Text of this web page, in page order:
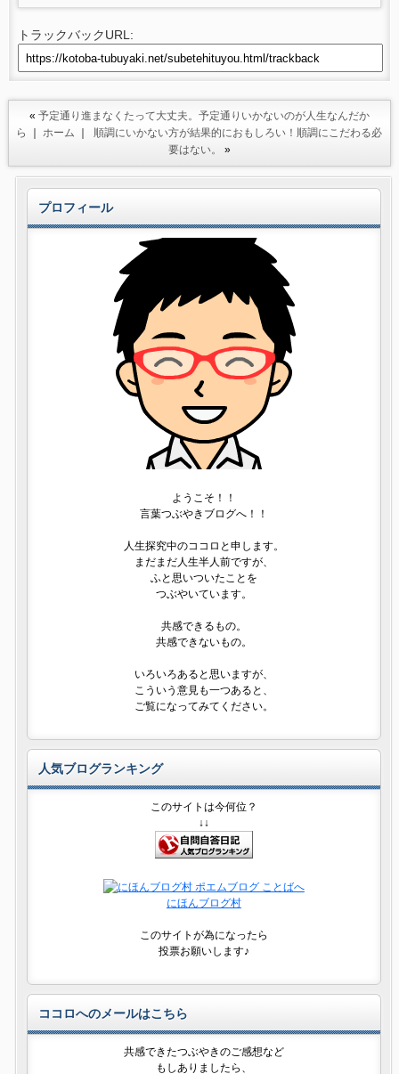
トラックバックURL:
« 予定通り進まなくたって大丈夫。予定通りいかないのが人生なんだか
ら
｜ホーム
順調にいかない方が結果的におもしろい！順調にこだわる必
要はない。
»
プロフィール
ようこそ！！
言葉つぶやきブログへ！！
人生探究中のココロと申します。
まだまだ人生半人前ですが、
ふと思いついたことを
つぶやいています。
共感できるもの。
共感できないもの。
いろいろあると思いますが、
こういう意見も一つあると、
ご覧になってみてください。
人気ブログランキング
このサイトは今何位？
↓↓
にほんブログ村
このサイトが為になったら
投票お願いします♪
ココロへのメールはこちら
共感できたつぶやきのご感想など
もしありましたら、